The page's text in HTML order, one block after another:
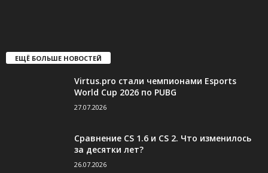
ЕЩЁ БОЛЬШЕ НОВОСТЕЙ
Virtus.pro стали чемпионами Esports
World Cup 2026 по PUBG
27.07.2026
Сравнение CS 1.6 и CS 2. Что изменилось
за десятки лет?
26.07.2026